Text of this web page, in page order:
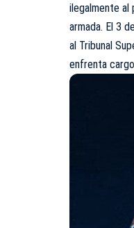
ilegalmente al
armada. El 3
al Tribunal
enfrenta